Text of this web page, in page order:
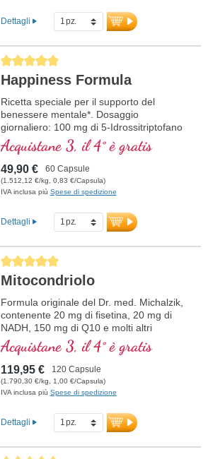
Dettagli
Average rating of 5 out of 5 stars
Happiness Formula
Ricetta speciale per il supporto del
benessere mentale*. Dosaggio
giornaliero: 100 mg di 5-Idrossitriptofano
(5-HTP) da 333 mg di Griffonia, 1,17 mg
di Safranal da 30 mg di estratto di
Zafferano e 15 mg di Rosavin e 10 mg di
Salidroside da Rhodiola rosea e
Vitamina B12 bioattiva.
Acquistane 3, il 4° è gratis
49,90 € 60 Capsule
(1.512,12 €/kg, 0,83 €/Capsula)
IVA inclusa più Spese di spedizione
Dettagli
Average rating of 5 out of 5 stars
Mitocondriolo
Formula originale del Dr. med. Michalzik,
contenente 20 mg di fisetina, 20 mg di
NADH, 150 mg di Q10 e molti altri
importanti agenti mitocondriali. Con
l'enhancer di biodisponibilità D-Pinitol.
Guscio delle capsule vegano, senza PEG
e carragenina, e sigillo privo di alluminio,
attivatore mitocondriale PGC-1α, senza
esperienza in sostanze vitali e oltre 20
anni di esperienza produttiva.
Acquistane 3, il 4° è gratis
119,95 € 120 Capsule
(1.790,30 €/kg, 1,00 €/Capsula)
IVA inclusa più Spese di spedizione
Dettagli